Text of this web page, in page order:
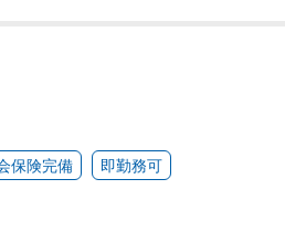
保険完備 即勤務可